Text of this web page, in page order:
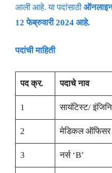
आली आहे. या पदांसाठी ऑनलाइन
12 फेब्रुवारी 2024 आहे.
पदांची माहिती
पद क्र. पदाचे नाव
1 सायंटिस्ट/
2 मेडिकल ऑफिसर
3 नर्स ‘B’